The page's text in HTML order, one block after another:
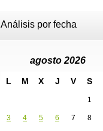
Análisis por fecha
agosto 2026
L M X J V S
1
3 4 5 6 7 8